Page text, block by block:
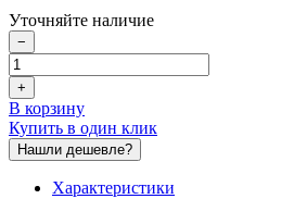
Уточняйте наличие
−
+
В корзину
Купить в один клик
Нашли дешевле?
Характеристики